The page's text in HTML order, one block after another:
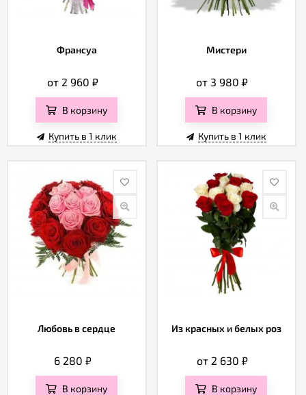
Франсуа
от 2 960 ₽
В корзину
Купить в 1 клик
Мистери
от 3 980₽
В корзину
Купить в 1 клик
Любовь в сердце
6 280 ₽
В корзину
Из красных и белых роз
от 2 630 ₽
В корзину